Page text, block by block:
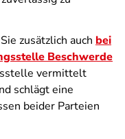
zusätzlich auch bei
Beschwerde
vermittelt
schlägt eine
beider Parteien